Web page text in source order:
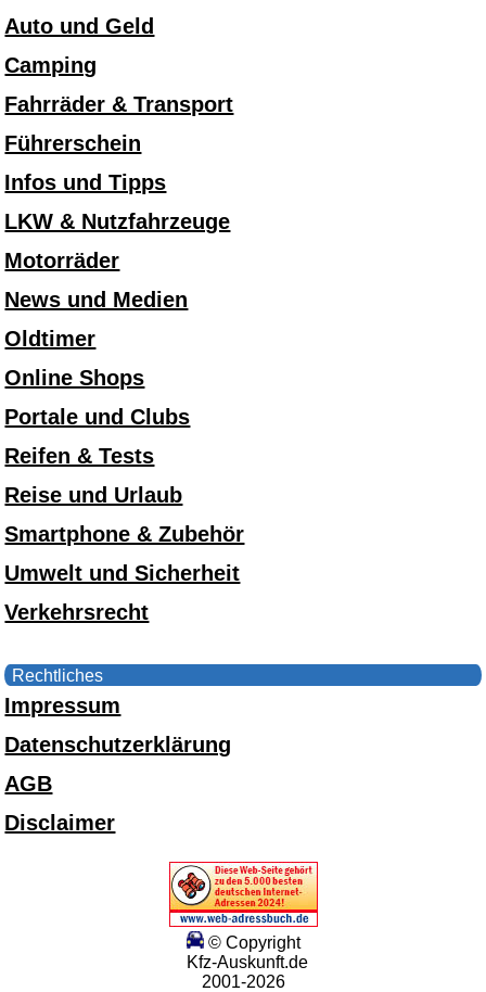
Auto und Geld
Camping
Fahrräder & Transport
Führerschein
Infos und Tipps
LKW & Nutzfahrzeuge
Motorräder
News und Medien
Oldtimer
Online Shops
Portale und Clubs
Reifen & Tests
Reise und Urlaub
Smartphone & Zubehör
Umwelt und Sicherheit
Verkehrsrecht
Rechtliches
Impressum
Datenschutzerklärung
AGB
Disclaimer
© Copyright
Kfz-Auskunft.de
2001-2026